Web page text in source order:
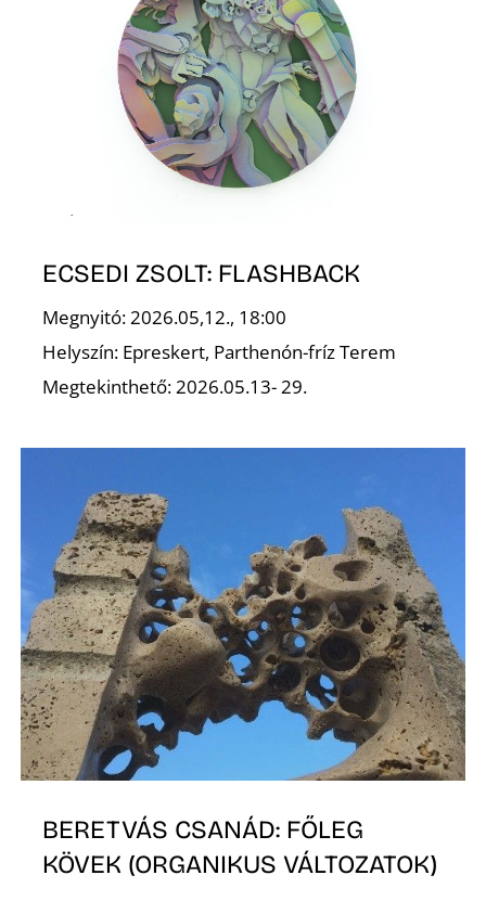
ECSEDI ZSOLT: FLASHBACK
Megnyitó: 2026.05,12., 18:00
Helyszín: Epreskert, Parthenón-fríz Terem
Megtekinthető: 2026.05.13- 29.
BERETVÁS CSANÁD: FŐLEG
KÖVEK (ORGANIKUS VÁLTOZATOK)